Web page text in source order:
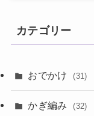
カテゴリー
おでかけ (31)
かぎ編み (32)